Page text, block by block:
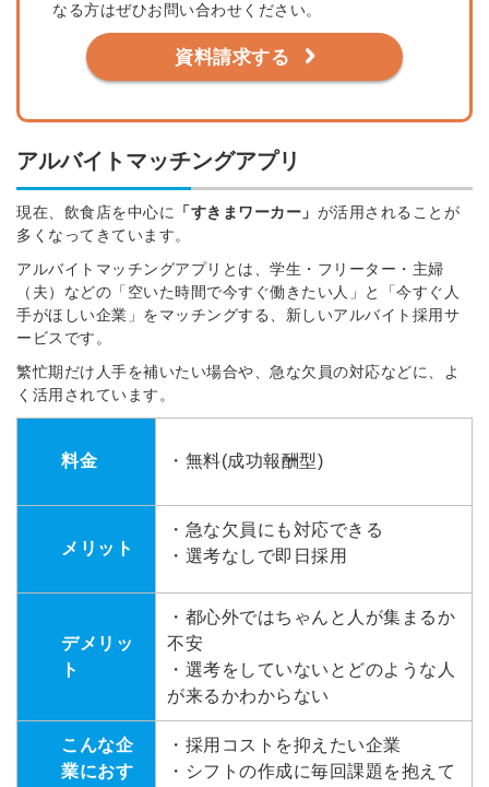
なる方はぜひお問い合わせください。
資料請求する
アルバイトマッチングアプリ
現在、飲食店を中心に 「すきまワーカー」 が活用されることが
多くなってきています。
アルバイトマッチングアプリとは、学生・フリーター・主婦
（夫）などの「空いた時間で今すぐ働きたい人」と「今すぐ人
手がほしい企業」をマッチングする、新しいアルバイト採用サ
ービスです。
繁忙期だけ人手を補いたい場合や、急な欠員の対応などに、よ
く活用されています。
料金 ・無料(成功報酬型)
メリット
・急な欠員にも対応できる
・選考なしで即日採用
デメリッ
ト
・都心外ではちゃんと人が集まるか
不安
・選考をしていないとどのような人
が来るかわからない
こんな企
業におす
・採用コストを抑えたい企業
・シフトの作成に毎回課題を抱えて